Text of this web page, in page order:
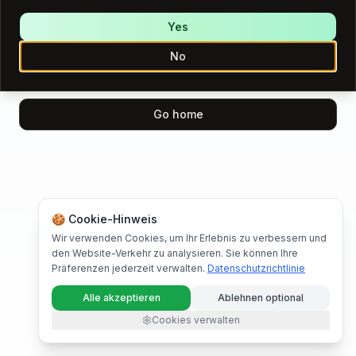
Please try again.
Try again
Go home
🍪 Cookie-Hinweis
Wir verwenden Cookies, um Ihr Erlebnis zu verbessern und
den Website-Verkehr zu analysieren. Sie können Ihre
Präferenzen jederzeit verwalten. Datenschutzrichtlinie
Alle akzeptieren
Ablehnen optional
Cookies verwalten
No
Yes